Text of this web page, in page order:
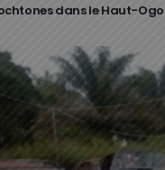
dans le Haut-